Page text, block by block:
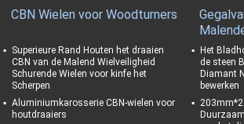
Malen Schijf
Diamant
Toepassing:
De afkanting van
ootkussens
Specificatie:
CBN Wielen voor Woodturners
Superieure Rand Houten het draaien
CBN van de Malend Wielveiligheid
Schurende Wielen voor kinfe het
Scherpen
Aluminiumkarosserie CBN-wielen voor
houtdraaiers
Het
de steen
Diamant
bewerken